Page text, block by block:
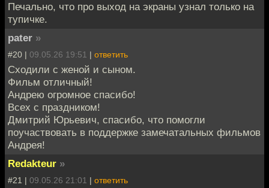
Печально, что про выход на экраны узнал только на
тупичке.
pater »
#20 | 09.05.26 19:51 | ответить
Сходили с женой и сыном.
Фильм отличный!
Андрею огромное спасибо!
Всех с праздником!
Дмитрий Юрьевич, спасибо, что помогли
поучаствовать в поддержке замечатальных фильмов
Андрея!
Redakteur »
#21 | 09.05.26 21:01 | ответить